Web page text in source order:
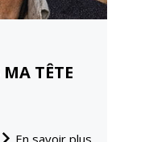
TÊTE
En savoir plus...